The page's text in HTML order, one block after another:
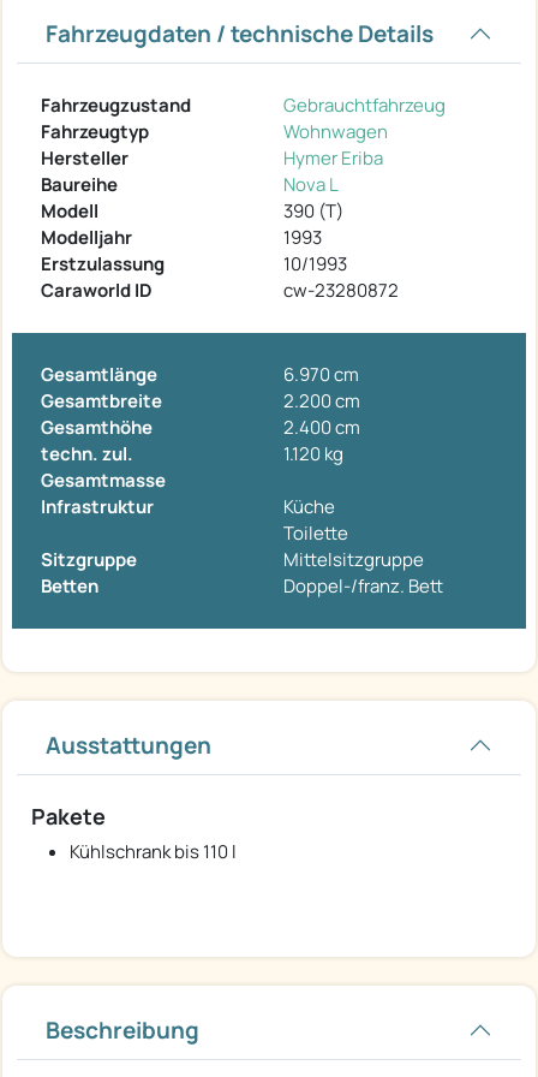
Fahrzeugdaten / technische Details
Fahrzeugzustand
Gebrauchtfahrzeug
Fahrzeugtyp
Wohnwagen
Hersteller
Hymer Eriba
Baureihe
Nova L
Modell
390 (T)
Modelljahr
1993
Erstzulassung
10/1993
Caraworld ID
cw-23280872
Gesamtlänge
6.970 cm
Gesamtbreite
2.200 cm
Gesamthöhe
2.400 cm
techn. zul.
Gesamtmasse
1.120 kg
Infrastruktur
Küche
Toilette
Sitzgruppe
Mittelsitzgruppe
Betten
Doppel-/franz. Bett
Ausstattungen
Pakete
Kühlschrank bis 110 l
Beschreibung